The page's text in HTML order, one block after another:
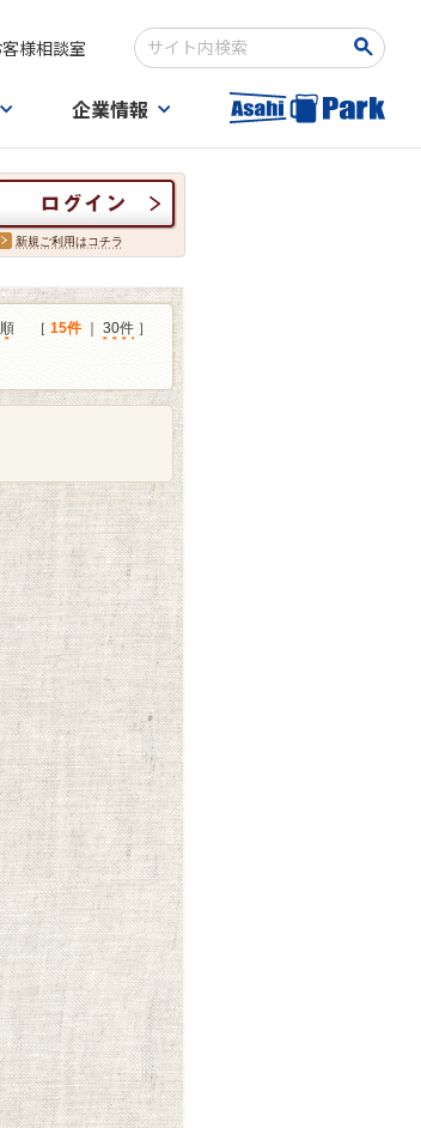
客様相談室
検索キーワード入力
企業情報
新規ご利用はコチラ
［ 15件｜ 30件 ］